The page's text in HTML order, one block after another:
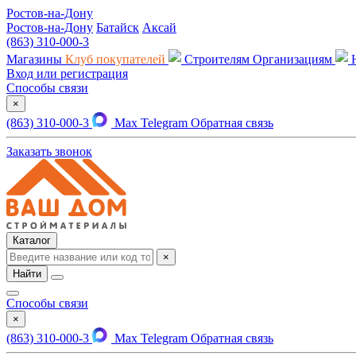
Ростов-на-Дону
Ростов-на-Дону Батайск Аксай
(863) 310-000-3
Магазины Клуб покупателей Строителям Организациям
Вход или регистрация
Способы связи
×
(863) 310-000-3 Max Telegram Обратная связь
Заказать звонок
Каталог
×
Найти
Способы связи
×
(863) 310-000-3 Max Telegram Обратная связь